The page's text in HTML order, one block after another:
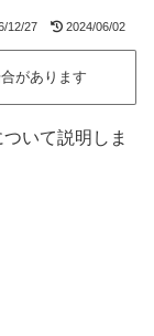
12/27 2024/06/02
があります
いて説明しま